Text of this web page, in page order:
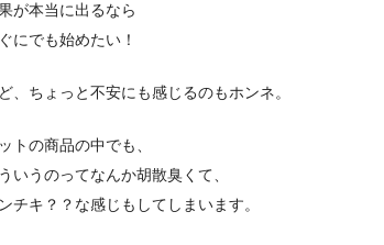
が本当に出るなら
にでも始めたい！
、ちょっと不安にも感じるのもホンネ。
トの商品の中でも、
いうのってなんか胡散臭くて、
チキ？？な感じもしてしまいます。